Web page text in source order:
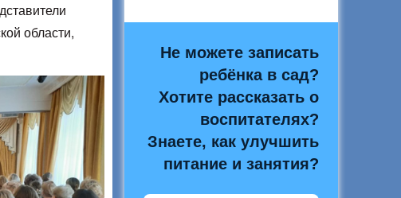
области,
Не можете записать
ребёнка в сад?
Хотите рассказать о
воспитателях?
Знаете, как улучшить
питание и занятия?